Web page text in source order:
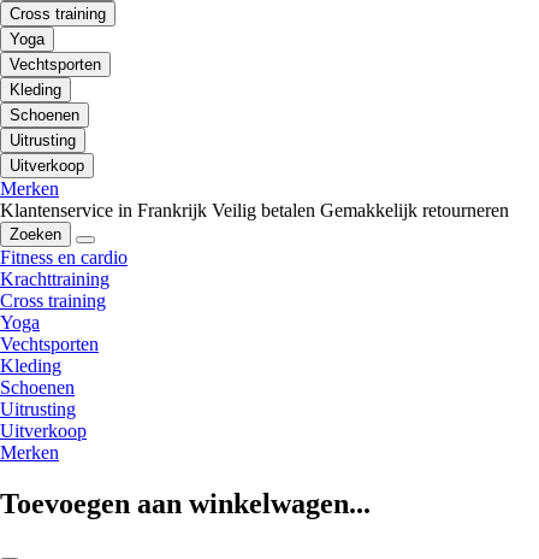
Cross training
Yoga
Vechtsporten
Kleding
Schoenen
Uitrusting
Uitverkoop
Merken
Klantenservice in Frankrijk Veilig betalen Gemakkelijk retourneren
Zoeken
Fitness en cardio
Krachttraining
Cross training
Yoga
Vechtsporten
Kleding
Schoenen
Uitrusting
Uitverkoop
Merken
Toevoegen aan winkelwagen...